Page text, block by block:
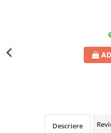
Descriere